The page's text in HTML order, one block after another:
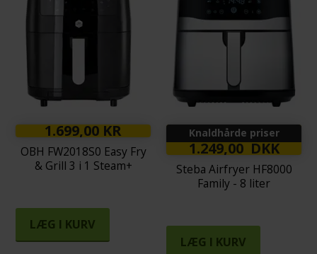
1.699,00 KR
OBH FW2018S0 Easy Fry
& Grill 3 i 1 Steam+
LÆG I KURV
Knaldhårde priser
1.249,00 DKK
Steba Airfryer HF8000
Family - 8 liter
LÆG I KURV